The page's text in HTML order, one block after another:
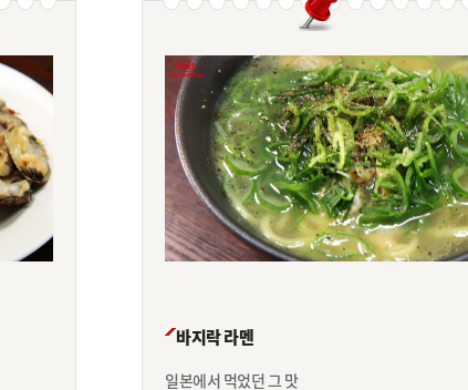
바지락 라멘
일본에서 먹었던 그 맛